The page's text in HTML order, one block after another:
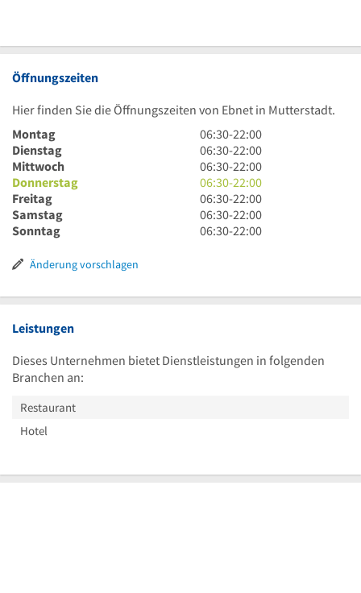
Öffnungszeiten
Hier finden Sie die Öffnungszeiten von Ebnet in Mutterstadt.
Montag
6
Uhr
30
bis
22
Uhr
06:30-22:00
Dienstag
6
Uhr
30
bis
22
Uhr
06:30-22:00
Mittwoch
6
Uhr
30
bis
22
06:30-22:00
Donnerstag
6
Uhr
30
bis
06:30-22:00
Freitag
6
Uhr
30
06:30-22:00
Samstag
6
Uhr
Uhr
06:30-22:00
Sonntag
6
22
06:30-22:00
Änderung vorschlagen
Leistungen
Dieses Unternehmen bietet Dienstleistungen in folgenden
Branchen an:
Restaurant
Hotel